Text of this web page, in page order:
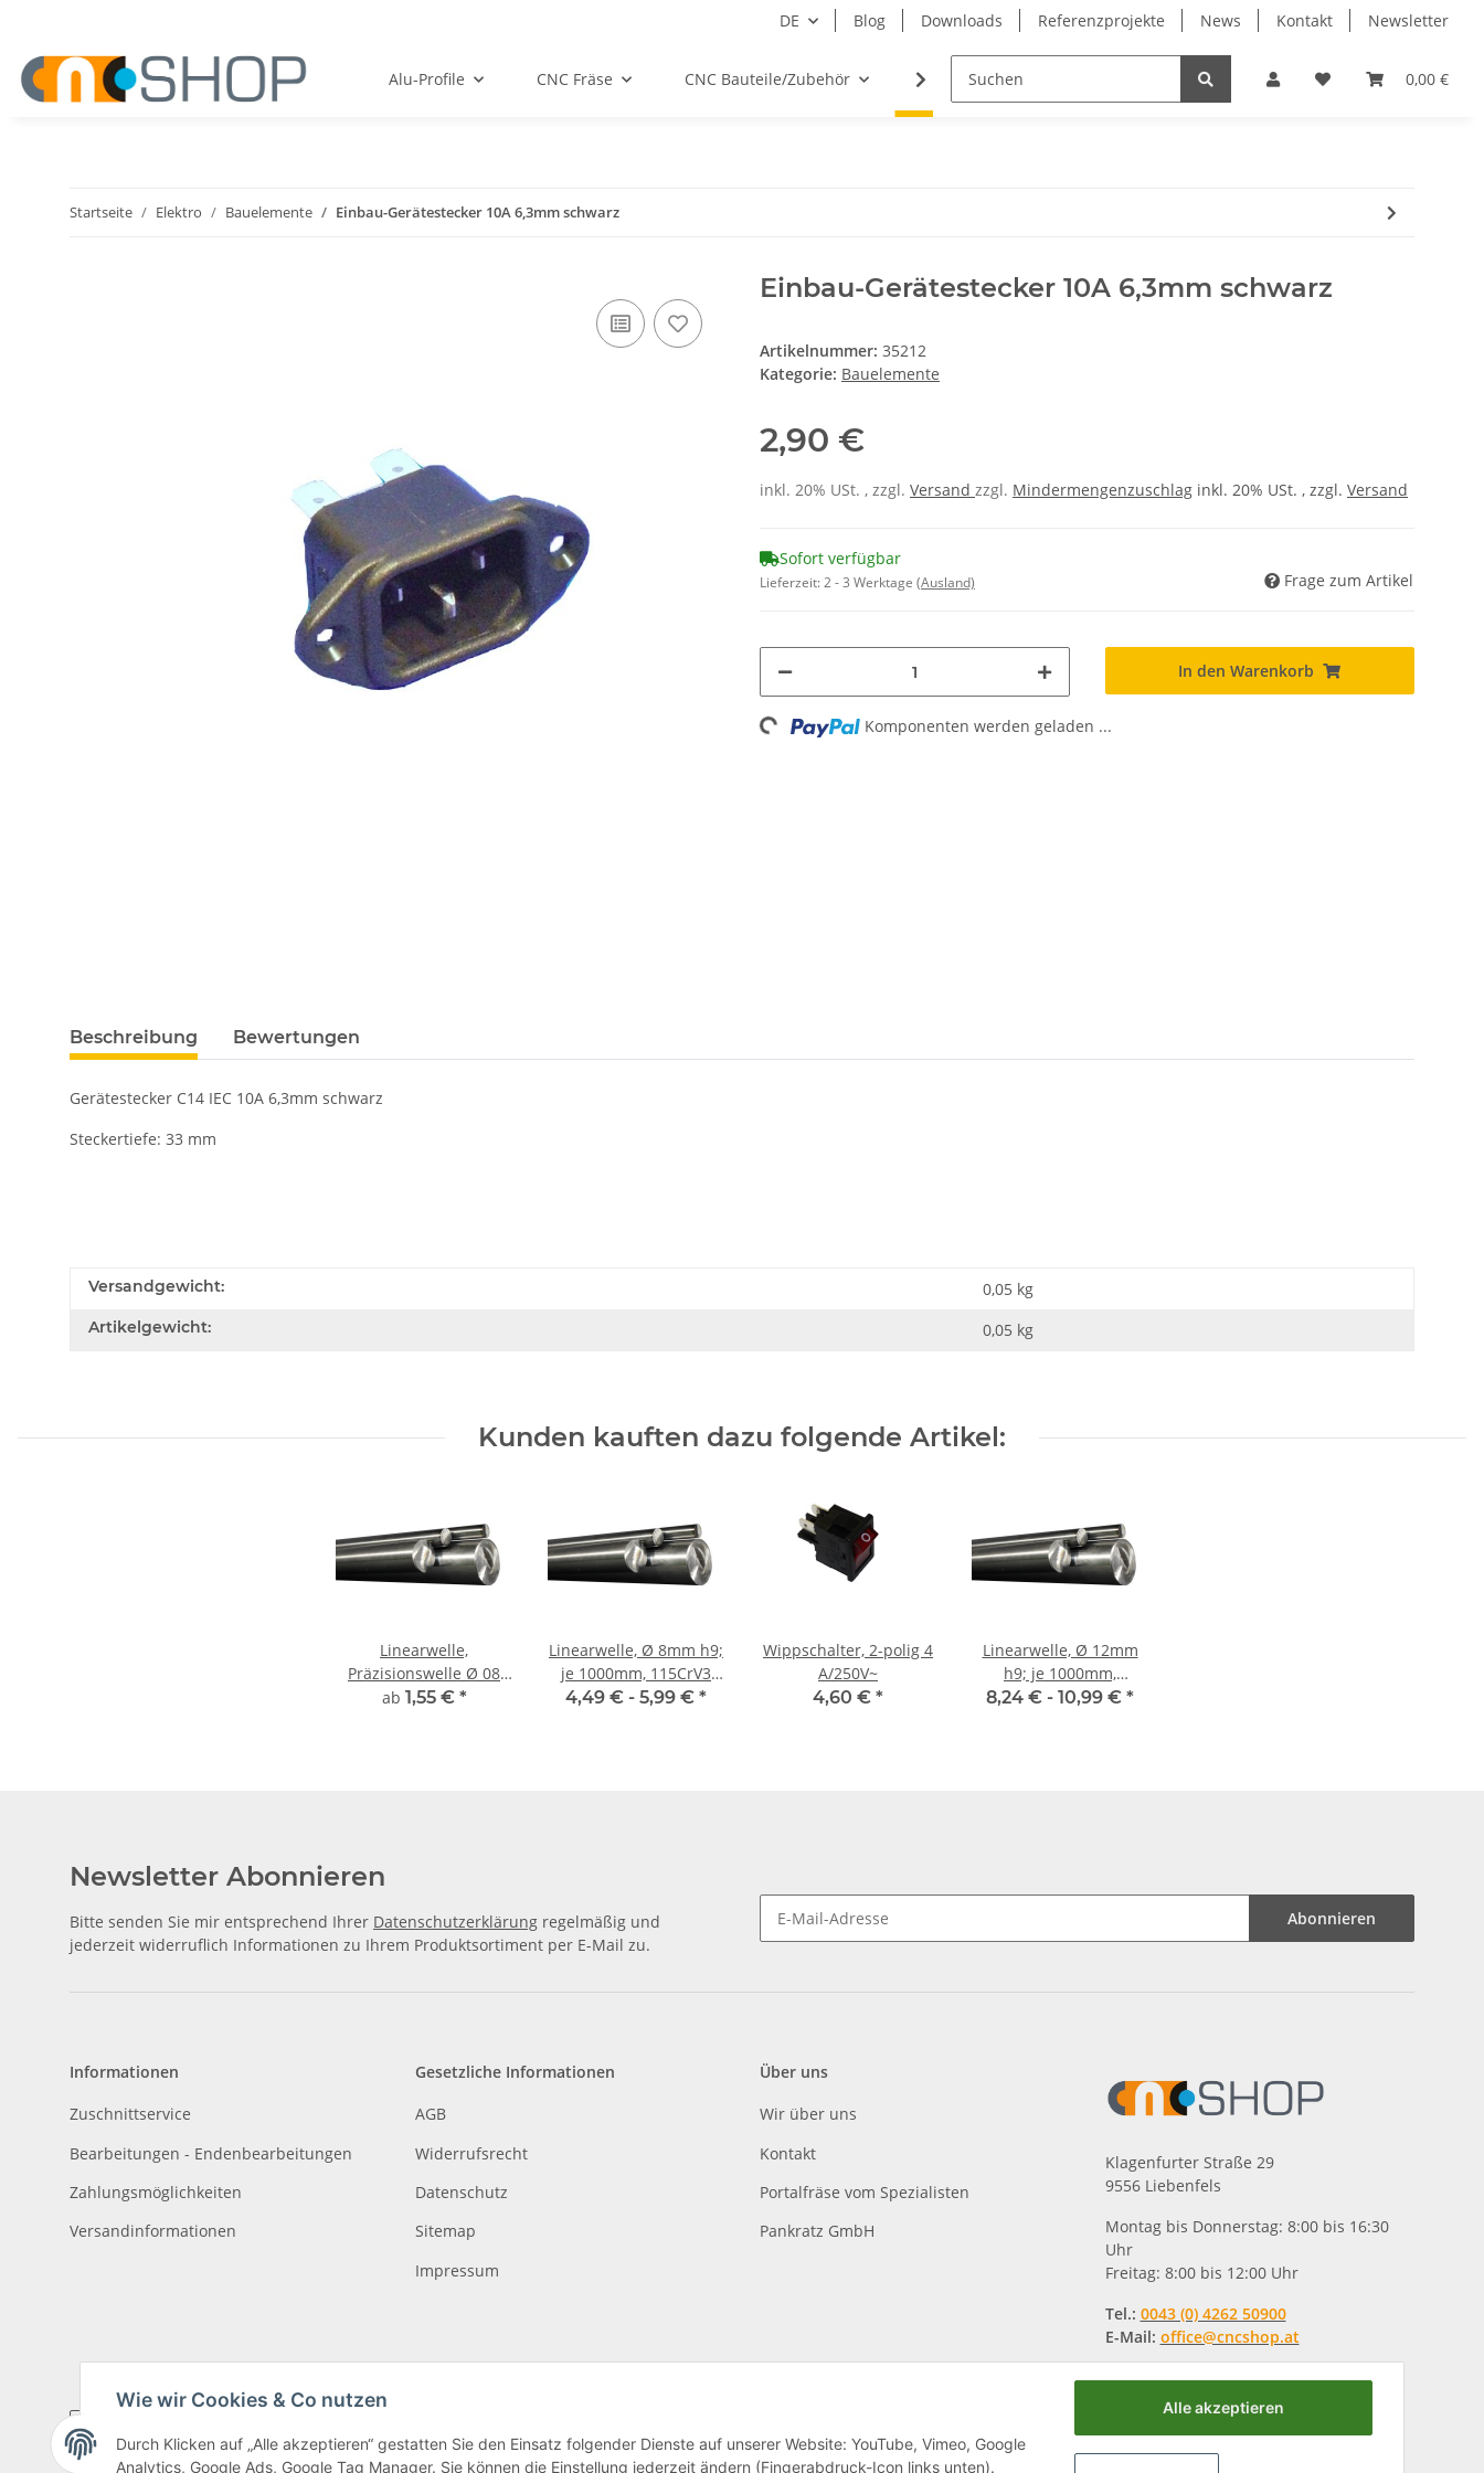
DE Blog Downloads Referenzprojekte News Kontakt Newsletter
0,00 €
Alu-Profile CNC Fräse CNC Bauteile/Zubehör Elektro Lagertechnik Lineartechnik
Startseite Elektro Bauelemente Einbau-Gerätestecker 10A 6,3mm schwarz
Einbau-Gerätestecker 10A 6,3mm schwarz
Artikelnummer: 35212
Kategorie: Bauelemente
2,90 €
inkl. 20% USt. , zzgl. Versand zzgl. Mindermengenzuschlag inkl. 20% USt. , zzgl. Versand
Sofort verfügbar
Lieferzeit:2 - 3 Werktage (Ausland) Frage zum Artikel
In den Warenkorb
Loading... Komponenten werden geladen ...
Beschreibung Bewertungen
Gerätestecker C14 IEC 10A 6,3mm schwarz
Steckertiefe: 33 mm
Versandgewicht: 0,05 kg
Artikelgewicht: 0,05 kg
Kunden kauften dazu folgende Artikel:
Linearwelle,
Präzisionswelle Ø 08
mm, gehärtet,
ab 1,55 € *
Linearwelle, Ø 8mm h9;
je 1000mm, 115CrV3
geschliffen und poliert
4,49 € - 5,99 € *
Wippschalter, 2-polig 4
A/250V~
4,60 € *
Linearwelle, Ø 12mm
h9; je 1000mm,
115CrV3 geschliffen
8,24 € - 10,99 € *
Newsletter Abonnieren
Bitte senden Sie mir entsprechend Ihrer Datenschutzerklärung regelmäßig und
jederzeit widerruflich Informationen zu Ihrem Produktsortiment per E-Mail zu.
Abonnieren
Informationen
Zuschnittservice
Bearbeitungen - Endenbearbeitungen
Zahlungsmöglichkeiten
Versandinformationen
Gesetzliche Informationen
AGB
Widerrufsrecht
Datenschutz
Sitemap
Impressum
Über uns
Wir über uns
Kontakt
Portalfräse vom Spezialisten
Pankratz GmbH
Klagenfurter Straße 29
9556 Liebenfels
Montag bis Donnerstag: 8:00 bis 16:30
Uhr
Freitag: 8:00 bis 12:00 Uhr
Tel.: 0043 (0) 4262 50900
E-Mail: office@cncshop.at
Wie wir Cookies & Co nutzen
Durch Klicken auf „Alle akzeptieren“ gestatten Sie den Einsatz folgender Dienste auf unserer Website: YouTube, Vimeo, Google
Analytics, Google Ads, Google Tag Manager. Sie können die Einstellung jederzeit ändern (Fingerabdruck-Icon links unten).
Alle akzeptieren